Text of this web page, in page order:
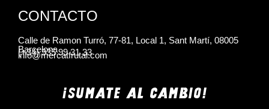
CONTACTO
Calle de Ramon Turró, 77-81, Local 1, Sant Martí, 08005
Barcelona
(+34) 935 99 31 33
info@mercatfrutal.com
¡SUMATE AL CAMBIO!